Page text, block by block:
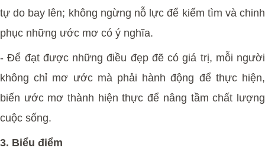
tự do bay lên; không ngừng nỗ lực để kiếm tìm và chinh
phục những ước mơ có ý nghĩa.
- Để đạt được những điều đẹp đẽ có giá trị, mỗi người
không chỉ mơ ước mà phải hành động để thực hiện,
biến ước mơ thành hiện thực để nâng tầm chất lượng
cuộc sống.
3. Biểu điểm